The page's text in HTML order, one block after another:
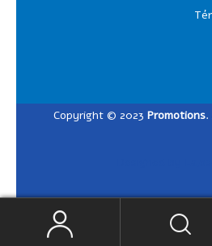
Copyright © 2023 Promotions.